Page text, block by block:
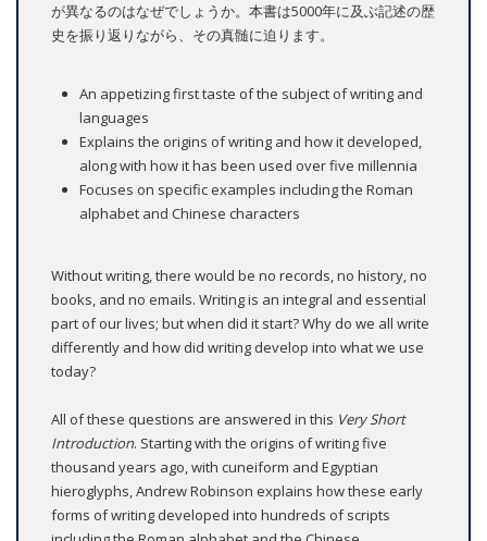
が異なるのはなぜでしょうか。本書は5000年に及ぶ記述の歴
史を振り返りながら、その真髄に迫ります。
An appetizing first taste of the subject of writing and
languages
Explains the origins of writing and how it developed,
along with how it has been used over five millennia
Focuses on specific examples including the Roman
alphabet and Chinese characters
Without writing, there would be no records, no history, no
books, and no emails. Writing is an integral and essential
part of our lives; but when did it start? Why do we all write
differently and how did writing develop into what we use
today?
All of these questions are answered in this Very Short
Introduction. Starting with the origins of writing five
thousand years ago, with cuneiform and Egyptian
hieroglyphs, Andrew Robinson explains how these early
forms of writing developed into hundreds of scripts